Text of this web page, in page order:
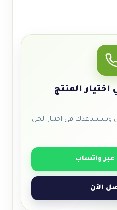
المنتج
وسنساعدك في اختيار الحل
واتساب
الآن